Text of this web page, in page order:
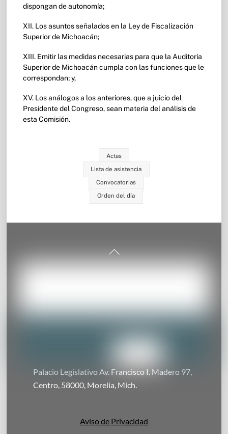
dispongan de autonomía;
XII. Los asuntos señalados en la Ley de Fiscalización
Superior de Michoacán;
XIII. Emitir las medidas necesarias para que la Auditoría
Superior de Michoacán cumpla con las funciones que le
correspondan; y,
XV. Los análogos a los anteriores, que a juicio del
Presidente del Congreso, sean materia del análisis de
esta Comisión.
Actas
Lista de asistencia
Convocatorias
Orden del día
Back
To
Palacio Legislativo Av. Francisco I. Madero 97,
Centro, 58000, Morelia, Mich.
Aviso de Privacidad